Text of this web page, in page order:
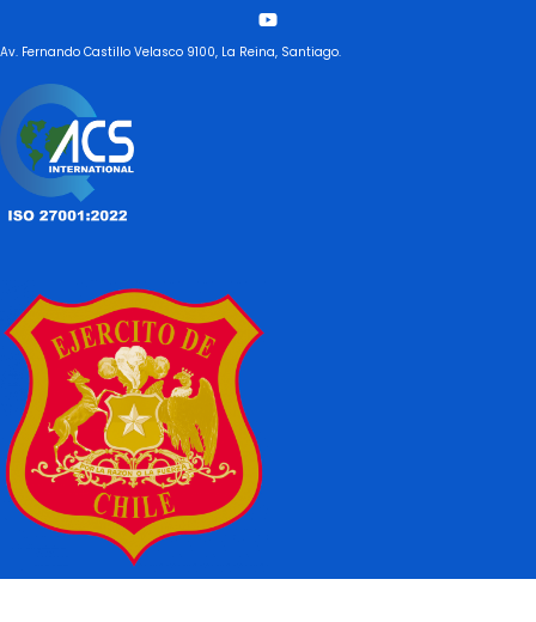
Av. Fernando Castillo Velasco 9100, La Reina, Santiago.